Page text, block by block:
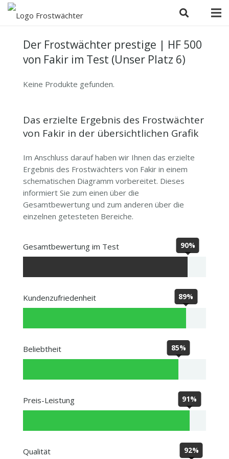
Der Frostwächter prestige | HF 500
von Fakir im Test (Unser Platz 6)
Keine Produkte gefunden.
Das erzielte Ergebnis des Frostwächter
von Fakir in der übersichtlichen Grafik
Im Anschluss darauf haben wir Ihnen das erzielte
Ergebnis des Frostwächters von Fakir in einem
schematischen Diagramm vorbereitet. Dieses
informiert Sie zum einen über die
Gesamtbewertung und zum anderen über die
einzelnen getesteten Bereiche.
Gesamtbewertung im Test 90%
Kundenzufriedenheit 89%
Beliebtheit 85%
Preis-Leistung 91%
Qualität 92%